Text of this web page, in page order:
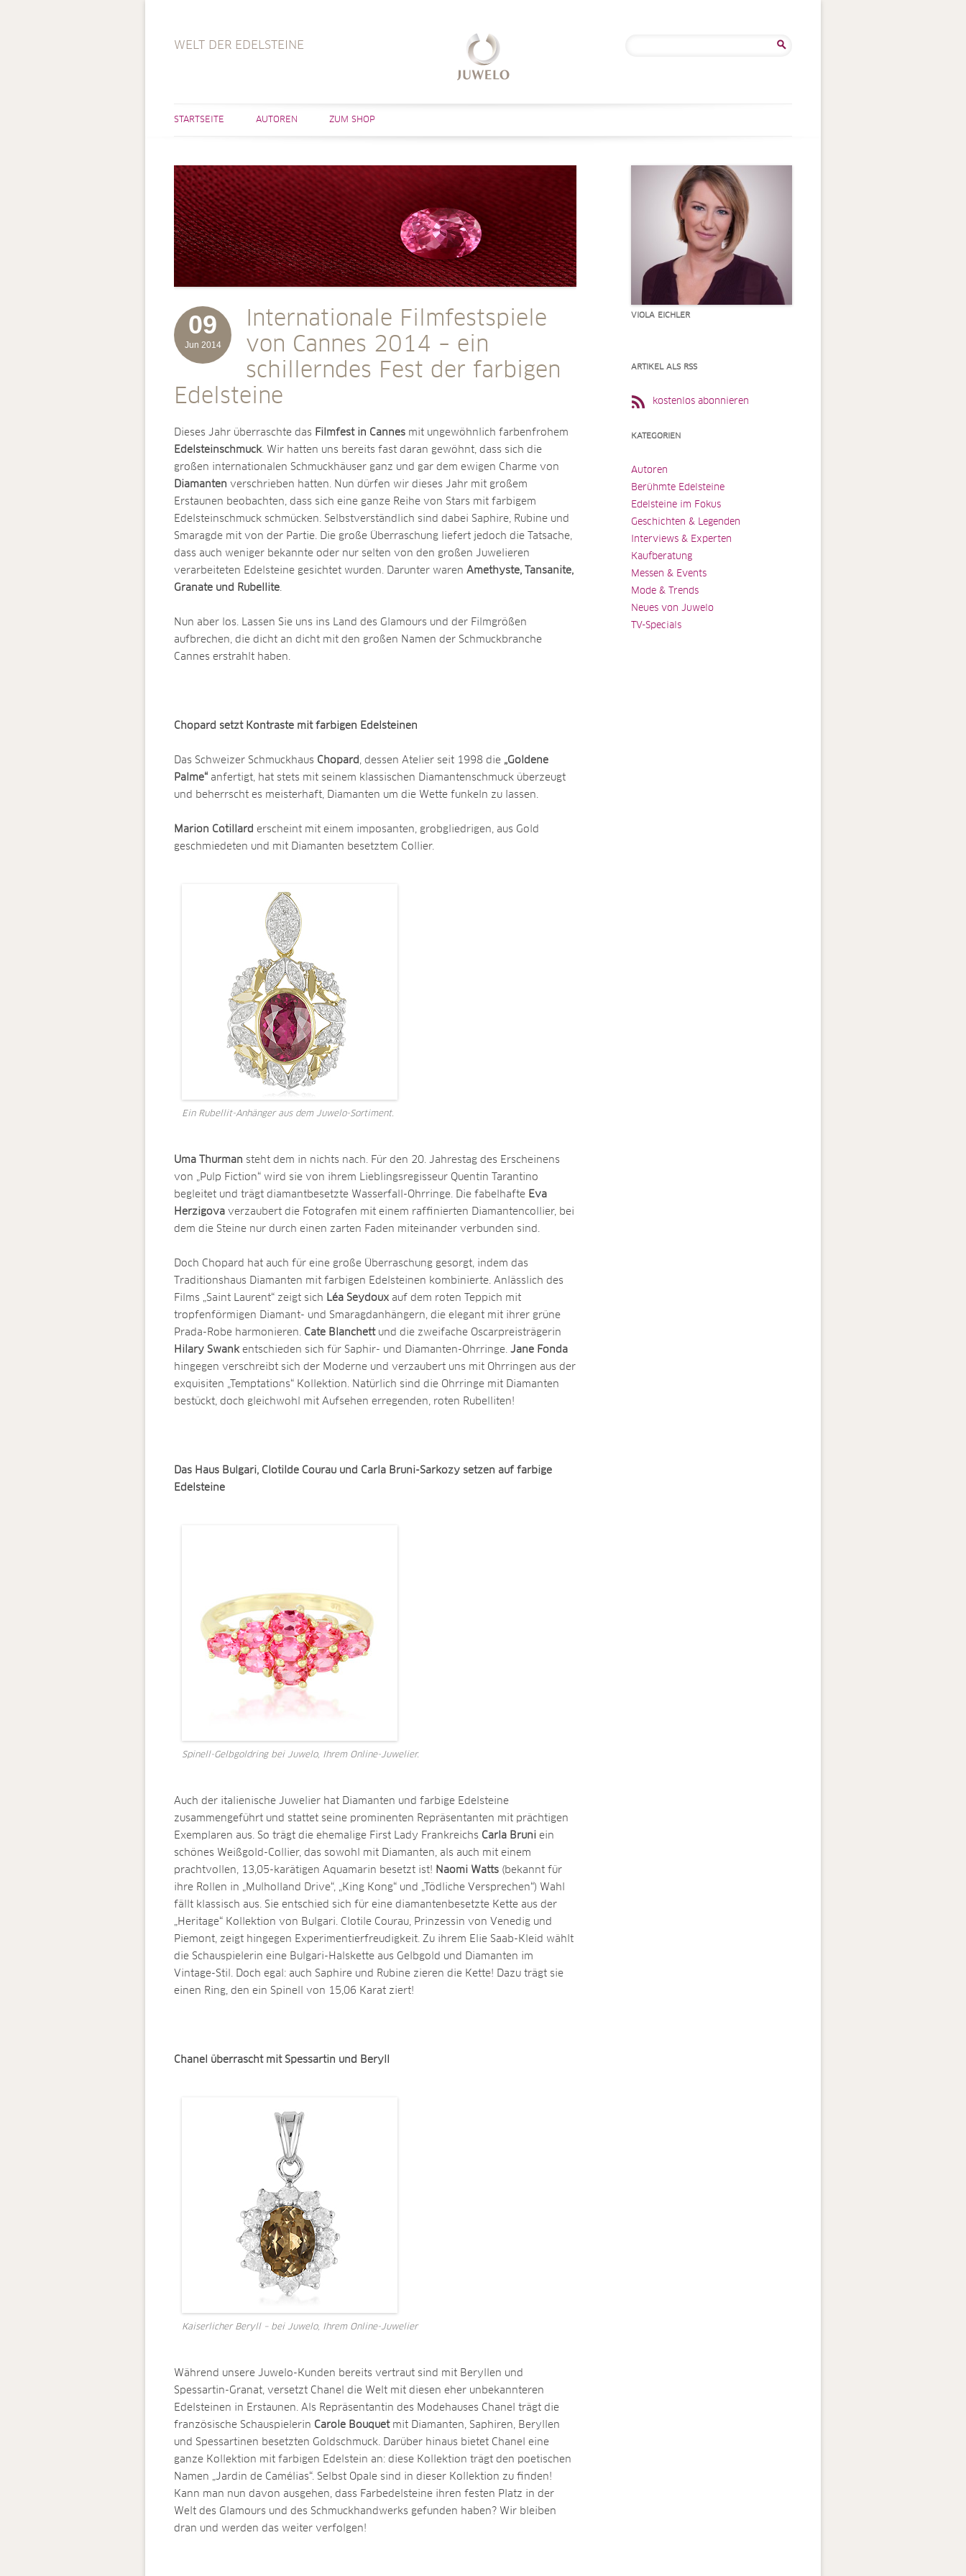
WELT DER EDELSTEINE
STARTSEITE AUTOREN ZUM SHOP
09
Jun 2014
Internationale Filmfestspiele
von Cannes 2014 – ein
schillerndes Fest der farbigen
Edelsteine
Dieses Jahr überraschte das Filmfest in Cannes mit ungewöhnlich farbenfrohem
Edelsteinschmuck. Wir hatten uns bereits fast daran gewöhnt, dass sich die
großen internationalen Schmuckhäuser ganz und gar dem ewigen Charme von
Diamanten verschrieben hatten. Nun dürfen wir dieses Jahr mit großem
Erstaunen beobachten, dass sich eine ganze Reihe von Stars mit farbigem
Edelsteinschmuck schmücken. Selbstverständlich sind dabei Saphire, Rubine und
Smaragde mit von der Partie. Die große Überraschung liefert jedoch die Tatsache,
dass auch weniger bekannte oder nur selten von den großen Juwelieren
verarbeiteten Edelsteine gesichtet wurden. Darunter waren Amethyste, Tansanite,
Granate und Rubellite.
Nun aber los. Lassen Sie uns ins Land des Glamours und der Filmgrößen
aufbrechen, die dicht an dicht mit den großen Namen der Schmuckbranche
Cannes erstrahlt haben.
Chopard setzt Kontraste mit farbigen Edelsteinen
Das Schweizer Schmuckhaus Chopard, dessen Atelier seit 1998 die „Goldene
Palme“ anfertigt, hat stets mit seinem klassischen Diamantenschmuck überzeugt
und beherrscht es meisterhaft, Diamanten um die Wette funkeln zu lassen.
Marion Cotillard erscheint mit einem imposanten, grobgliedrigen, aus Gold
geschmiedeten und mit Diamanten besetztem Collier.
Ein Rubellit-Anhänger aus dem Juwelo-Sortiment.
Uma Thurman steht dem in nichts nach. Für den 20. Jahrestag des Erscheinens
von „Pulp Fiction“ wird sie von ihrem Lieblingsregisseur Quentin Tarantino
begleitet und trägt diamantbesetzte Wasserfall-Ohrringe. Die fabelhafte Eva
Herzigova verzaubert die Fotografen mit einem raffinierten Diamantencollier, bei
dem die Steine nur durch einen zarten Faden miteinander verbunden sind.
Doch Chopard hat auch für eine große Überraschung gesorgt, indem das
Traditionshaus Diamanten mit farbigen Edelsteinen kombinierte. Anlässlich des
Films „Saint Laurent“ zeigt sich Léa Seydoux auf dem roten Teppich mit
tropfenförmigen Diamant- und Smaragdanhängern, die elegant mit ihrer grüne
Prada-Robe harmonieren. Cate Blanchettund die zweifache Oscarpreisträgerin
Hilary Swankentschieden sich für Saphir- und Diamanten-Ohrringe. Jane Fonda
hingegen verschreibt sich der Moderne und verzaubert uns mit Ohrringen aus der
exquisiten „Temptations“ Kollektion. Natürlich sind die Ohrringe mit Diamanten
bestückt, doch gleichwohl mit Aufsehen erregenden, roten Rubelliten!
Das Haus Bulgari, Clotilde Courau und Carla Bruni-Sarkozy setzen auf farbige
Edelsteine
Spinell-Gelbgoldring bei Juwelo, Ihrem Online-Juwelier.
Auch der italienische Juwelier hat Diamanten und farbige Edelsteine
zusammengeführt und stattet seine prominenten Repräsentanten mit prächtigen
Exemplaren aus. So trägt die ehemalige First Lady Frankreichs Carla Bruni ein
schönes Weißgold-Collier, das sowohl mit Diamanten, als auch mit einem
prachtvollen, 13,05-karätigen Aquamarin besetzt ist! Naomi Watts (bekannt für
ihre Rollen in „Mulholland Drive“, „King Kong“ und „Tödliche Versprechen“) Wahl
fällt klassisch aus. Sie entschied sich für eine diamantenbesetzte Kette aus der
„Heritage“ Kollektion von Bulgari. Clotile Courau, Prinzessin von Venedig und
Piemont, zeigt hingegen Experimentierfreudigkeit. Zu ihrem Elie Saab-Kleid wählt
die Schauspielerin eine Bulgari-Halskette aus Gelbgold und Diamanten im
Vintage-Stil. Doch egal: auch Saphire und Rubine zieren die Kette! Dazu trägt sie
einen Ring, den ein Spinell von 15,06 Karat ziert!
Chanel überrascht mit Spessartin und Beryll
Kaiserlicher Beryll – bei Juwelo, Ihrem Online-Juwelier
Während unsere Juwelo-Kunden bereits vertraut sind mit Beryllen und
Spessartin-Granat, versetzt Chanel die Welt mit diesen eher unbekannteren
Edelsteinen in Erstaunen. Als Repräsentantin des Modehauses Chanel trägt die
französische Schauspielerin Carole Bouquetmit Diamanten, Saphiren, Beryllen
und Spessartinen besetzten Goldschmuck. Darüber hinaus bietet Chanel eine
ganze Kollektion mit farbigen Edelstein an: diese Kollektion trägt den poetischen
Namen „Jardin de Camélias“. Selbst Opale sind in dieser Kollektion zu finden!
Kann man nun davon ausgehen, dass Farbedelsteine ihren festen Platz in der
Welt des Glamours und des Schmuckhandwerks gefunden haben? Wir bleiben
dran und werden das weiter verfolgen!
VIOLA EICHLER
ARTIKEL ALS RSS
kostenlos abonnieren
KATEGORIEN
Autoren
Berühmte Edelsteine
Edelsteine im Fokus
Geschichten & Legenden
Interviews & Experten
Kaufberatung
Messen & Events
Mode & Trends
Neues von Juwelo
TV-Specials